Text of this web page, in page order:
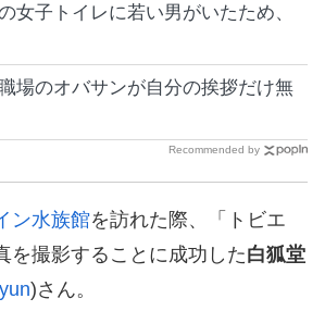
女子トイレに若い男がいたため、
場のオバサンが自分の挨拶だけ無
Recommended by
ン水族館を訪れた際、「トビエ
を撮影することに成功した白狐堂
)さん。